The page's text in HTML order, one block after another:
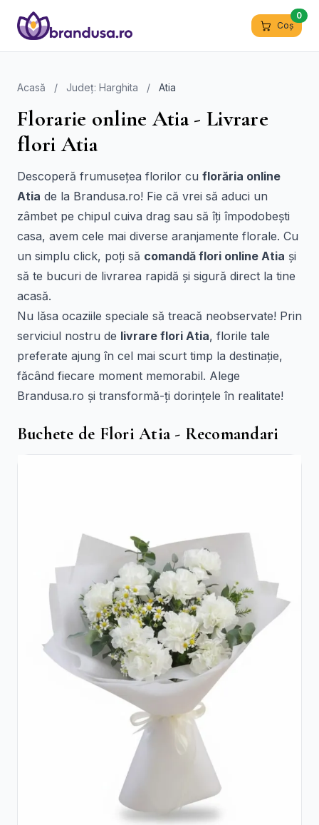
Coș
0
Acasă / Județ: Harghita / Atia
Florarie online Atia - Livrare
flori Atia
Descoperă frumusețea florilor cu florăria online
Atia de la Brandusa.ro! Fie că vrei să aduci un
zâmbet pe chipul cuiva drag sau să îți împodobești
casa, avem cele mai diverse aranjamente florale. Cu
un simplu click, poți să comandă flori online Atia și
să te bucuri de livrarea rapidă și sigură direct la tine
acasă.
Nu lăsa ocaziile speciale să treacă neobservate! Prin
serviciul nostru de livrare flori Atia, florile tale
preferate ajung în cel mai scurt timp la destinație,
făcând fiecare moment memorabil. Alege
Brandusa.ro și transformă-ți dorințele în realitate!
Buchete de Flori Atia - Recomandari